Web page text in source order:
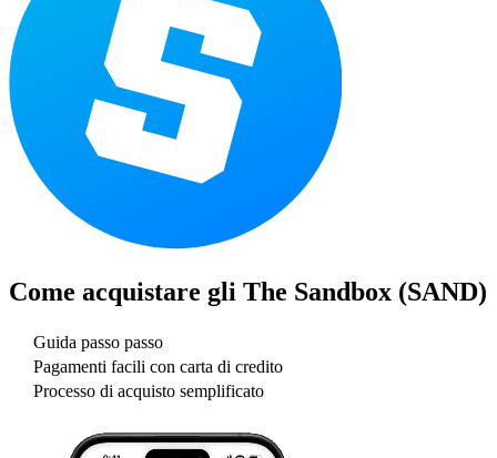
Come acquistare gli The Sandbox (SAND)
Guida passo passo
Pagamenti facili con carta di credito
Processo di acquisto semplificato